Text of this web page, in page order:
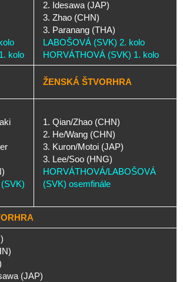
kolo
2. Idesawa (JAP)
3. Zhao (CHN)
3. Paranang (THA)
LABOŠOVÁ (SVK) 2. kolo
HORVÁTHOVÁ (SVK) 1. kolo
ŽENSKÁ ŠTVORHRA
1. Qian/Zhao (CHN)
2. He/Wang (CHN)
3. Kuron/Motoi (JAP)
3. Lee/Soo (HNG)
HORVÁTHOVÁ/LABOŠOVÁ
(SVK) osemfinále
(JAP)